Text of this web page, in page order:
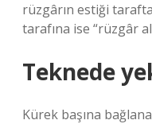
rüzgârın estiği
tarafına ise “rüzgâr
Teknede
Kürek başına